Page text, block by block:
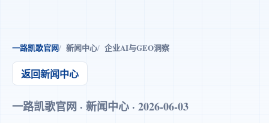
一路凯歌官网 新闻中心 企业AI与GEO洞察
返回新闻中心
一路凯歌官网 · 新闻中心 · 2026-06-03